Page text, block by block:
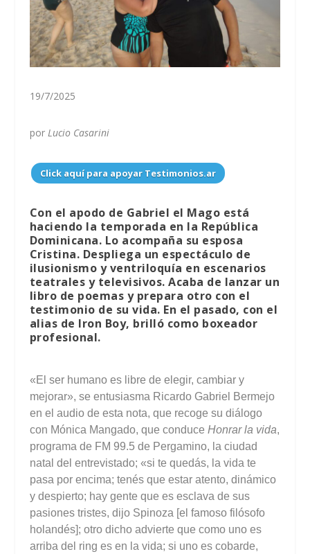
19/7/2025
por Lucio Casarini
Click aquí para apoyar Testimonios.ar
Con el apodo de Gabriel el Mago está
haciendo la temporada en la República
Dominicana. Lo acompaña su esposa
Cristina. Despliega un espectáculo de
ilusionismo y ventriloquía en escenarios
teatrales y televisivos. Acaba de lanzar un
libro de poemas y prepara otro con el
testimonio de su vida. En el pasado, con el
alias de Iron Boy, brilló como boxeador
profesional.
«El ser humano es libre de elegir, cambiar y
mejorar», se entusiasma Ricardo Gabriel Bermejo
en el audio de esta nota, que recoge su diálogo
con Mónica Mangado, que conduce Honrar la vida,
programa de FM 99.5 de Pergamino, la ciudad
natal del entrevistado; «si te quedás, la vida te
pasa por encima; tenés que estar atento, dinámico
y despierto; hay gente que es esclava de sus
pasiones tristes, dijo Spinoza [el famoso filósofo
holandés]; otro dicho advierte que como uno es
arriba del ring es en la vida; si uno es cobarde,